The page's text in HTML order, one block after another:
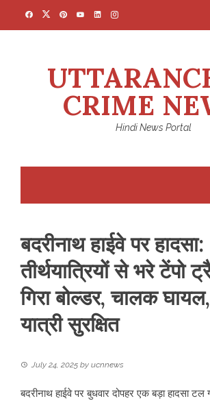
CRIME
Hindi News Portal
बदरीनाथ हाईवे पर हादसा:
तीर्थयात्रियों से भरे टेंपो
गिरा बोल्डर, चालक
यात्री सुरक्षित
July 24, 2025 by ucnnews
बदरीनाथ हाईवे पर बुधवार दोपहर एक बड़ा हादसा